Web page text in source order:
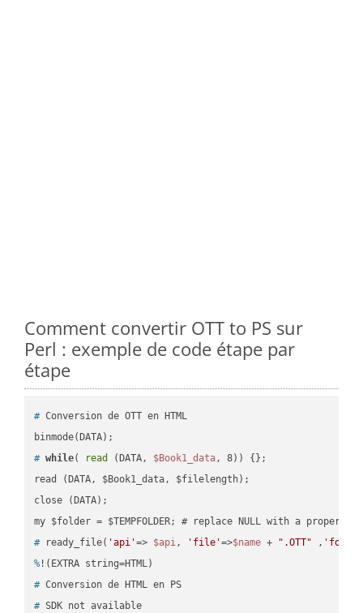
Comment convertir OTT to PS sur
Perl : exemple de code étape par
étape
# Conversion de OTT en HTML
# while( read (DATA, $Book1_data, 8)) {};
read (DATA, $Book1_data, $filelength);
close (DATA);
# ready_file( 'api'=> $api, 'file'=>$name + ".OTT" ,
% !(EXTRA string=HTML)
# Conversion de HTML en PS
# SDK not available